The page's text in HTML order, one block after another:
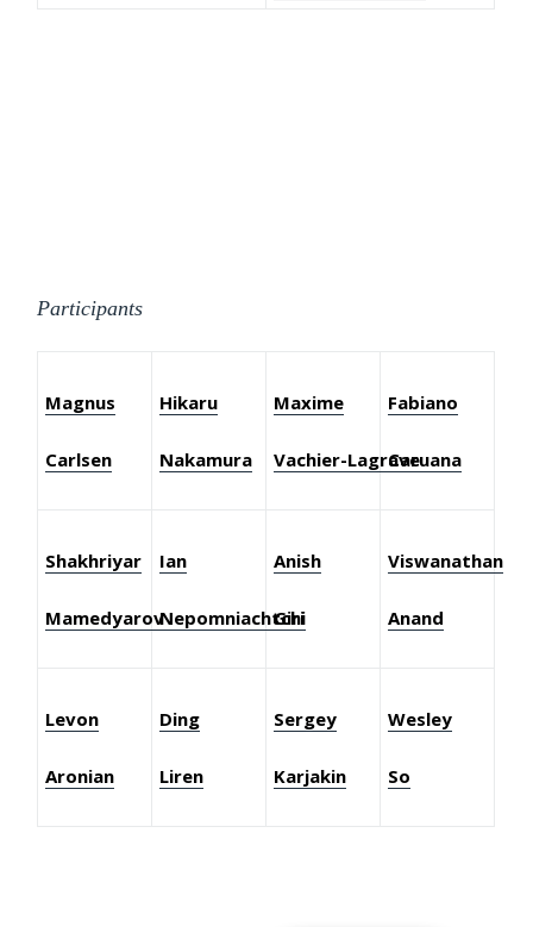
Participants
Magnus
Carlsen
Hikaru
Nakamura
Maxime
Vachier-Lagrave
Fabiano
Caruana
Shakhriyar
Mamedyarov
Ian
Nepomniachtchi
Anish
Giri
Viswanathan
Anand
Levon
Aronian
Ding
Liren
Sergey
Karjakin
Wesley
So